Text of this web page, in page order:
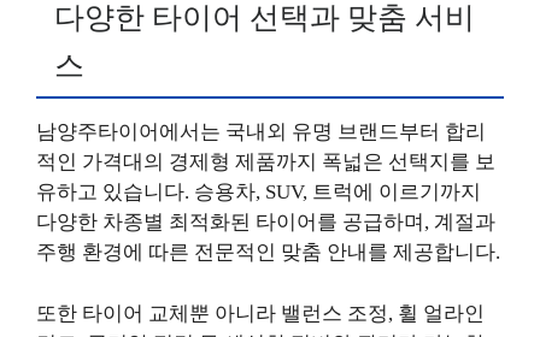
다양한 타이어 선택과 맞춤 서비
스
남양주타이어에서는 국내외 유명 브랜드부터 합리
적인 가격대의 경제형 제품까지 폭넓은 선택지를 보
유하고 있습니다. 승용차, SUV, 트럭에 이르기까지
다양한 차종별 최적화된 타이어를 공급하며, 계절과
주행 환경에 따른 전문적인 맞춤 안내를 제공합니다.
또한 타이어 교체뿐 아니라 밸런스 조정, 휠 얼라인